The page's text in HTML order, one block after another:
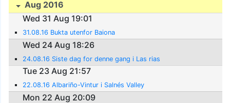
Aug 2016
Wed 31 Aug 19:01
31.08.16 Bukta utenfor Baiona
Wed 24 Aug 18:26
24.08.16 Siste dag for denne gang i Las rias
Tue 23 Aug 21:57
22.08.16 Albariño-Vintur i Salnés Valley
Mon 22 Aug 20:09